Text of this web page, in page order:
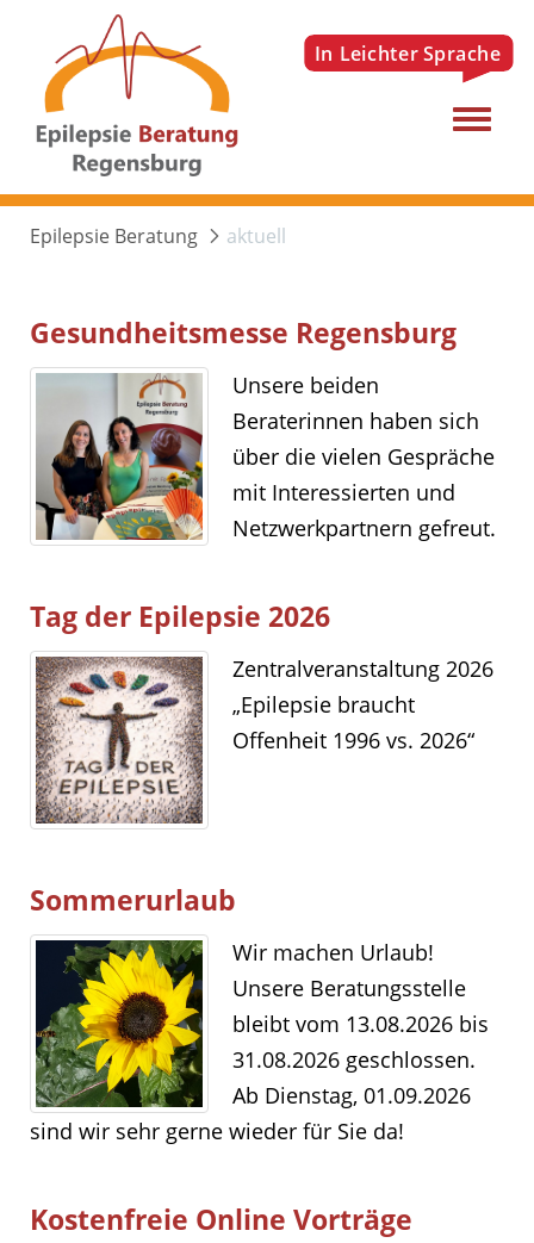
Menu
Epilepsie Beratung aktuell
Gesundheitsmesse Regensburg
Unsere beiden
Beraterinnen haben sich
über die vielen Gespräche
mit Interessierten und
Netzwerkpartnern gefreut.
Tag der Epilepsie 2026
Zentralveranstaltung 2026
„Epilepsie braucht
Offenheit 1996 vs. 2026“
Sommerurlaub
Wir machen Urlaub!
Unsere Beratungsstelle
bleibt vom 13.08.2026 bis
31.08.2026 geschlossen.
Ab Dienstag, 01.09.2026
sind wir sehr gerne wieder für Sie da!
Kostenfreie Online Vorträge